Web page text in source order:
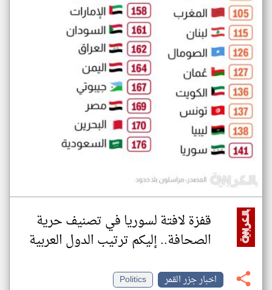
قفزة لافتة لسوريا في تصنيف حرية
الصحافة.. إليكم ترتيب الدول العربية
اخبار جزر القمر
Politics